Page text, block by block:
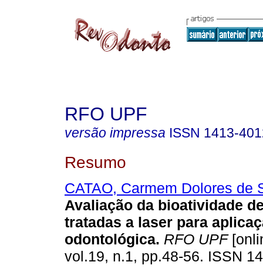
RFO UPF
versão impressa ISSN 1413-
Resumo
CATAO, Carmem Dolores de
Avaliação da bioatividade
tratadas a laser para
odontológica. RFO UPF
vol.19, n.1, pp.48-56. ISSN